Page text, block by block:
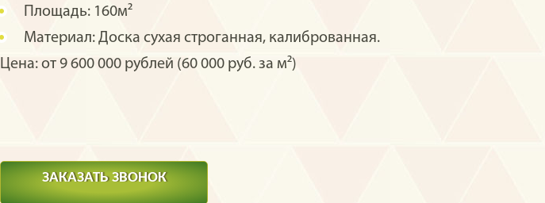
Площадь: 160м²
Материал: Доска сухая строганная, калиброванная.
Цена: от 9 600 000 рублей (60 000 руб. за м²)
ЗАКАЗАТЬ ЗВОНОК